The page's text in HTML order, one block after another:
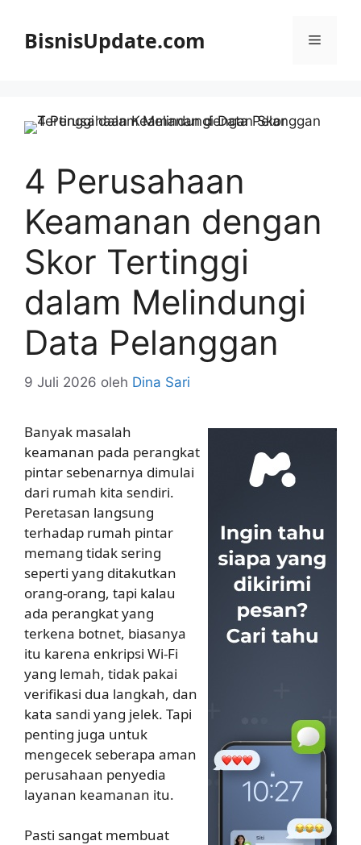
BisnisUpdate.com Menu
4 Perusahaan
Keamanan dengan
Skor Tertinggi
dalam Melindungi
Data Pelanggan
9 Juli 2026 oleh Dina Sari
Banyak masalah
keamanan pada perangkat
pintar sebenarnya dimulai
dari rumah kita sendiri.
Peretasan langsung
terhadap rumah pintar
memang tidak sering
seperti yang ditakutkan
orang-orang, tapi kalau
ada perangkat yang
terkena botnet, biasanya
itu karena enkripsi Wi-Fi
yang lemah, tidak pakai
verifikasi dua langkah, dan
kata sandi yang jelek. Tapi
penting juga untuk
mengecek seberapa aman
perusahaan penyedia
layanan keamanan itu.
Pasti sangat membuat